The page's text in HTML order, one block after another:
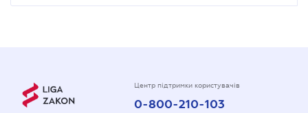
Центр підтримки користувачів
0-800-210-103